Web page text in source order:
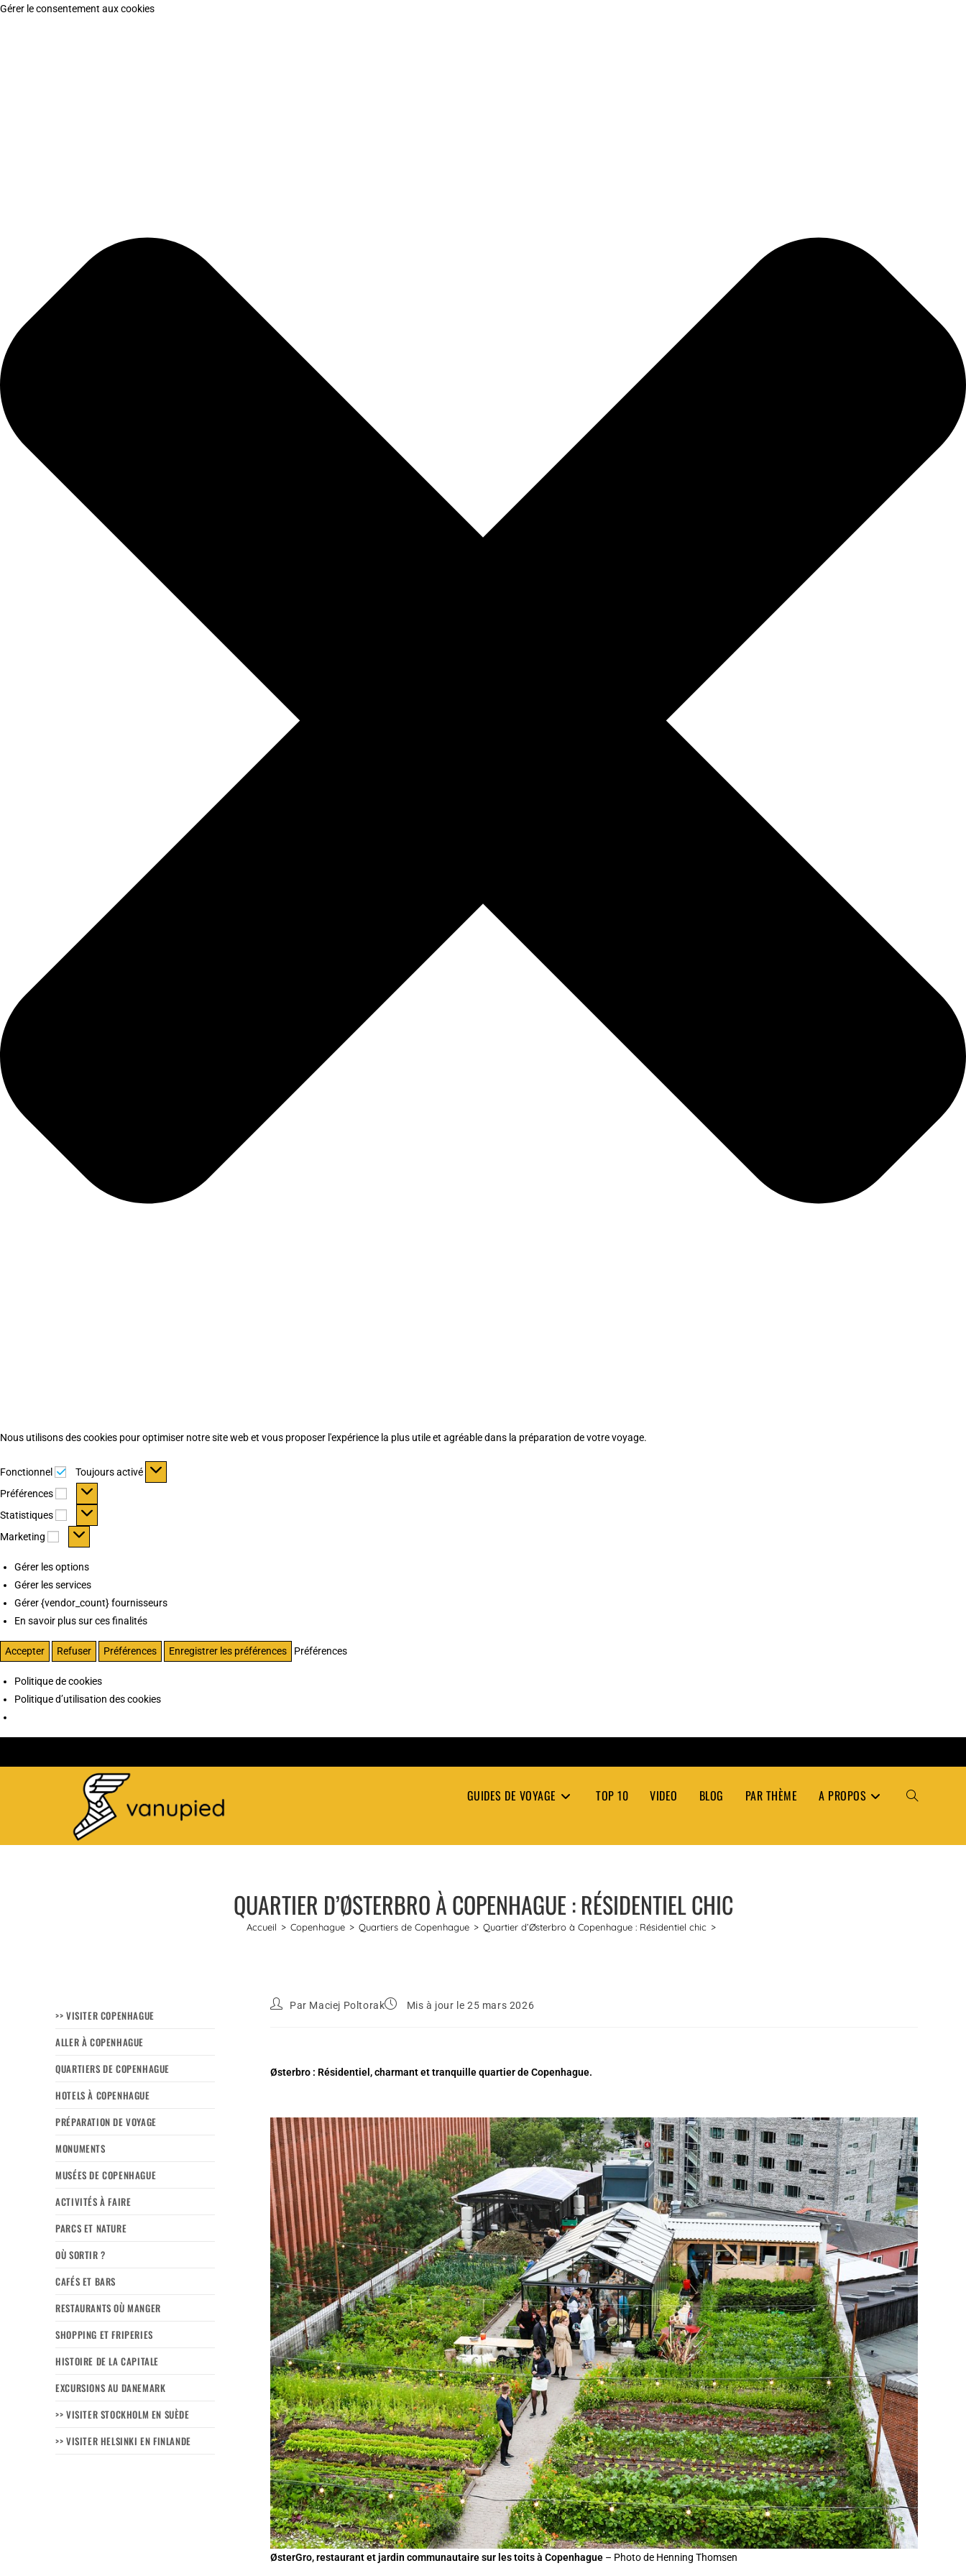
Gérer le consentement aux cookies
Nous utilisons des cookies pour optimiser notre site web et vous proposer l'expérience la plus utile et agréable dans la préparation de votre voyage.
Fonctionnel Fonctionnel
Toujours activé
Préférences
Préférences
Statistiques Statistiques
Marketing Marketing
Gérer les options
Gérer les services
Gérer {vendor_count} fournisseurs
En savoir plus sur ces finalités
Accepter Refuser Préférences Enregistrer les préférences Préférences
Politique de cookies
Politique d’utilisation des cookies
GUIDES DE VOYAGE TOP 10 VIDEO BLOG PAR THÈME A PROPOS TOGGLE
QUARTIER D’ØSTERBRO À COPENHAGUE : RÉSIDENTIEL CHIC
Accueil > Copenhague > Quartiers de Copenhague > Quartier d’Østerbro à Copenhague : Résidentiel chic >
>> VISITER COPENHAGUE
ALLER À COPENHAGUE
QUARTIERS DE COPENHAGUE
HOTELS À COPENHAGUE
PRÉPARATION DE VOYAGE
MONUMENTS
MUSÉES DE COPENHAGUE
ACTIVITÉS À FAIRE
PARCS ET NATURE
OÙ SORTIR ?
CAFÉS ET BARS
RESTAURANTS OÙ MANGER
SHOPPING ET FRIPERIES
HISTOIRE DE LA CAPITALE
EXCURSIONS AU DANEMARK
>> VISITER STOCKHOLM EN SUÈDE
>> VISITER HELSINKI EN FINLANDE
Par Maciej Poltorak Mis à jour le 25 mars 2026
Østerbro : Résidentiel, charmant et tranquille quartier de Copenhague.
ØsterGro, restaurant et jardin communautaire sur les toits à Copenhague – Photo de Henning Thomsen